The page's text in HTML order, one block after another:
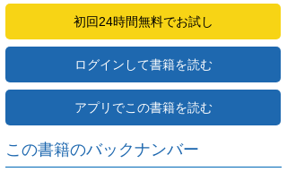
初回24時間無料でお試し
ログインして書籍を読む
アプリでこの書籍を読む
この書籍のバックナンバー